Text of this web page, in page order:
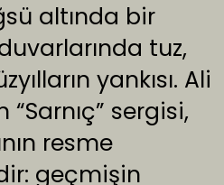
altında bir
tuz,
yankısı. Ali
“Sarnıç” sergisi,
resme
geçmişin